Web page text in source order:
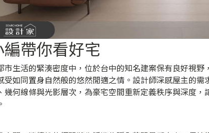
編帶你看好宅
市生活的緊湊密度中，位於台中的知名建案保有良好視
受如同置身自然般的悠然閒適之情。設計師深感屋主的
幾何線條與光影層次，為豪宅空間重新定義秩序與深度